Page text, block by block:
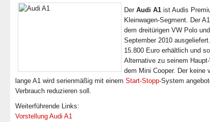
Der Audi A1 ist Audis
Kleinwagen-Segment. Der
dem dreitürigen VW Polo
September 2010
15.800 Euro erhältlich und
Alternative zu seinem
dem Mini Cooper. Der keine
lange A1 wird serienmäßig mit einem Start-Stopp-System
Verbrauch reduzieren soll.
Weiterführende Links:
Vorstellung Audi A1